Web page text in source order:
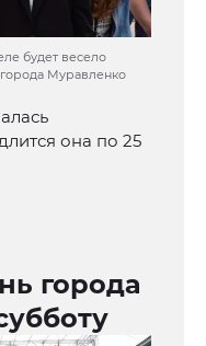
будет весело
Муравленко
она по 25
города